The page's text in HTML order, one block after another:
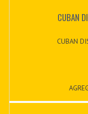
CUBAN
CUBAN